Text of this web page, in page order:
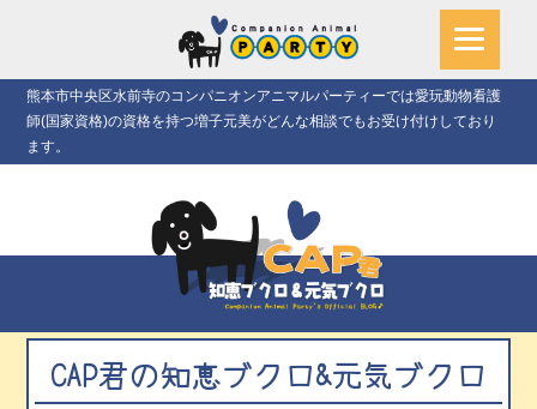
熊本市中央区水前寺のコンパニオンアニマルパーティーでは愛玩動物看護
師(国家資格)の資格を持つ増子元美がどんな相談でもお受け付けしており
ます。
CAP君の知恵ブクロ&元気ブクロ